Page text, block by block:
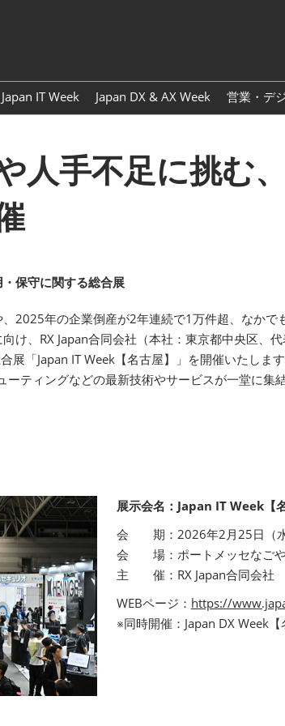
Japan IT Week Japan DX & AX Week 営業・デ
人手不足に挑む
保守に関する総合展
2025年の企業倒産が2年連続で1万件超、なか
け、RX Japan合同会社（本社：東京都中央区
展「Japan IT Week【名古屋】」を開催いたし
ティングなどの最新技術やサービスが一堂に集結
展示会名：Japan IT Week【名
会 期：2026年2月25日（
会 場：ポートメッセなごや
主 催：RX Japan合同会社
WEBページ： https://
※同時開催：Japan DX Week【